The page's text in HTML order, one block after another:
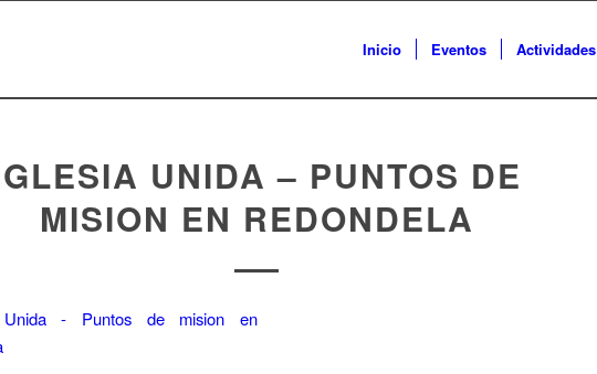
Inicio Eventos Actividades
UNIDA – PUNTOS DE
MISION EN REDONDELA